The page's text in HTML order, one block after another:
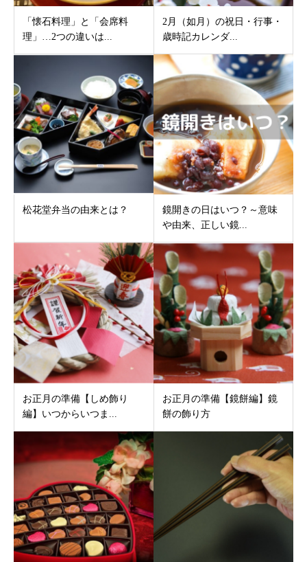
「懐石料理」と「会席料
理」…2つの違いは...
2月（如月）の祝日・行事・
歳時記カレンダ...
松花堂弁当の由来とは？
鏡開きの日はいつ？～意味
や由来、正しい鏡...
お正月の準備【しめ飾り
編】いつからいつま...
お正月の準備【鏡餅編】鏡
餅の飾り方